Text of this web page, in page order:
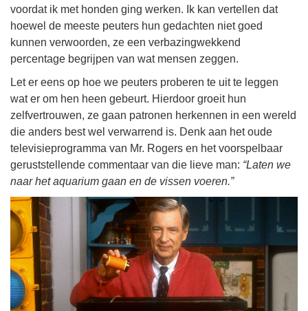
voordat ik met honden ging werken. Ik kan vertellen dat
hoewel de meeste peuters hun gedachten niet goed
kunnen verwoorden, ze een verbazingwekkend
percentage begrijpen van wat mensen zeggen.
Let er eens op hoe we peuters proberen te uit te leggen
wat er om hen heen gebeurt. Hierdoor groeit hun
zelfvertrouwen, ze gaan patronen herkennen in een wereld
die anders best wel verwarrend is. Denk aan het oude
televisieprogramma van Mr. Rogers en het voorspelbaar
geruststellende commentaar van die lieve man: “Laten we
naar het aquarium gaan en de vissen voeren.”